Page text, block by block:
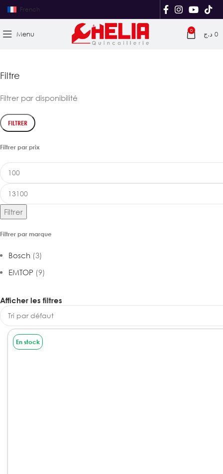
French
Menu 0 0 د.ج
Filtre
Filtrer par disponibilité
FILTRER
Filtrer par prix
Filtrer
Filtrer par marque
Bosch (3)
EMTOP (9)
Afficher les filtres
En stock